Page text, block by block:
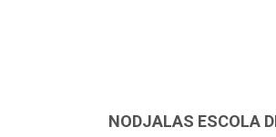
NODJALAS ESCOLA